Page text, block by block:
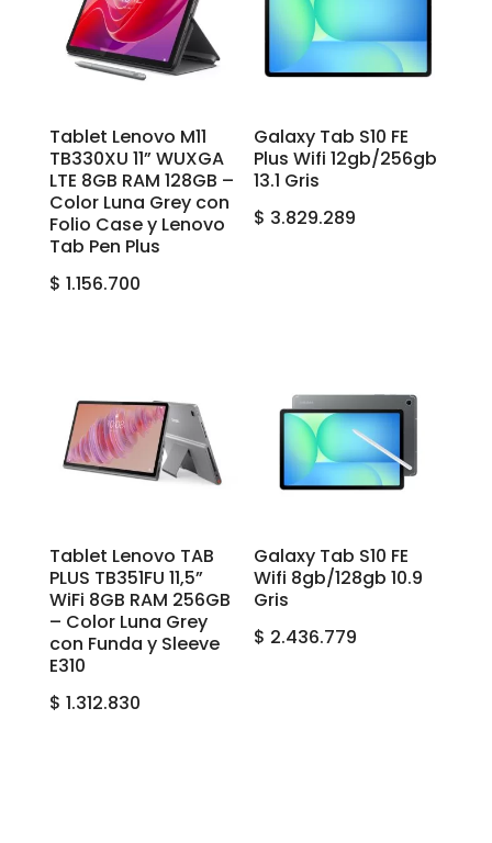
Tablet Lenovo M11
TB330XU 11” WUXGA
LTE 8GB RAM 128GB –
Color Luna Grey con
Folio Case y Lenovo
Tab Pen Plus
$ 1.156.700
Galaxy Tab S10 FE
Plus Wifi 12gb/256gb
13.1 Gris
$ 3.829.289
Tablet Lenovo TAB
PLUS TB351FU 11,5”
WiFi 8GB RAM 256GB
– Color Luna Grey
con Funda y Sleeve
E310
$ 1.312.830
Galaxy Tab S10 FE
Wifi 8gb/128gb 10.9
Gris
$ 2.436.779